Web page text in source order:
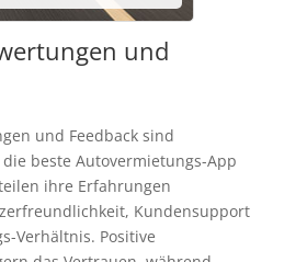
und
und Feedback sind
beste Autovermietungs-App
ihre Erfahrungen
Kundensupport
Verhältnis. Positive